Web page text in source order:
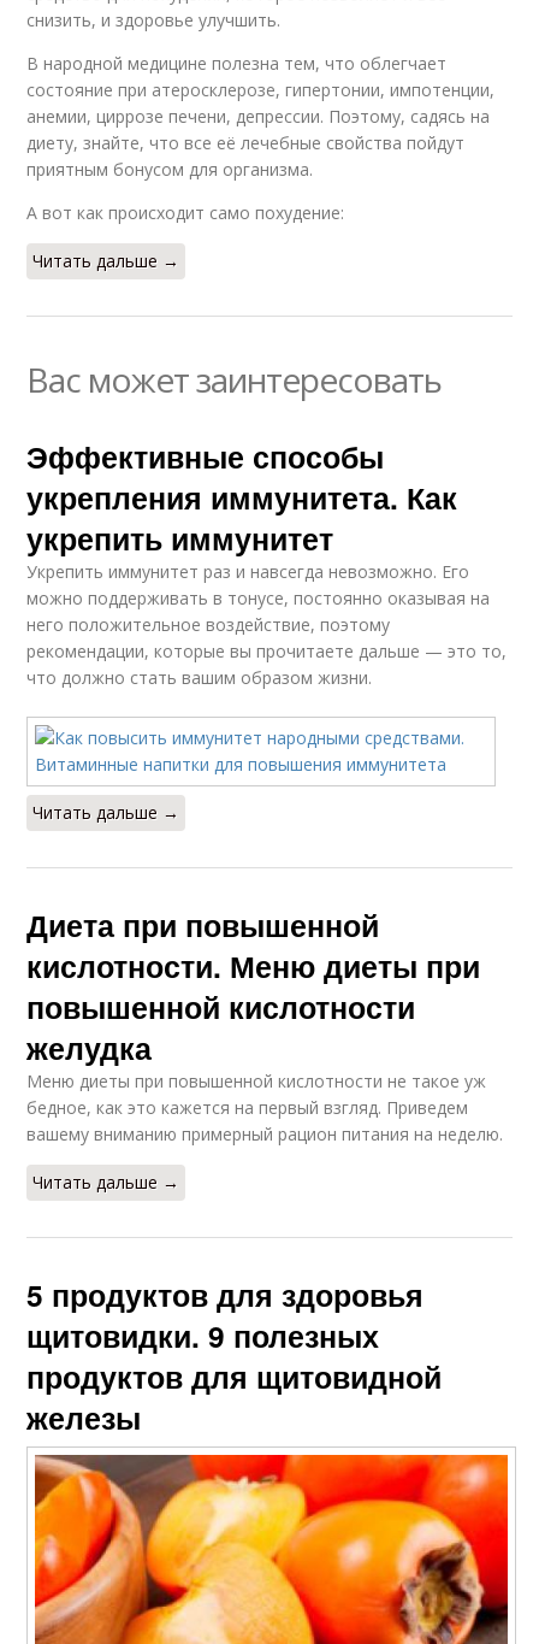
снизить, и здоровье улучшить.
В народной медицине полезна тем, что облегчает
состояние при атеросклерозе, гипертонии, импотенции,
анемии, циррозе печени, депрессии. Поэтому, садясь на
диету, знайте, что все её лечебные свойства пойдут
приятным бонусом для организма.
А вот как происходит само похудение:
Читать дальше →
Вас может заинтересовать
Эффективные способы
укрепления иммунитета. Как
укрепить иммунитет
Укрепить иммунитет раз и навсегда невозможно. Его
можно поддерживать в тонусе, постоянно оказывая на
него положительное воздействие, поэтому
рекомендации, которые вы прочитаете дальше — это то,
что должно стать вашим образом жизни.
Читать дальше →
Диета при повышенной
кислотности. Меню диеты при
повышенной кислотности
желудка
Меню диеты при повышенной кислотности не такое уж
бедное, как это кажется на первый взгляд. Приведем
вашему вниманию примерный рацион питания на неделю.
Читать дальше →
5 продуктов для здоровья
щитовидки. 9 полезных
продуктов для щитовидной
железы